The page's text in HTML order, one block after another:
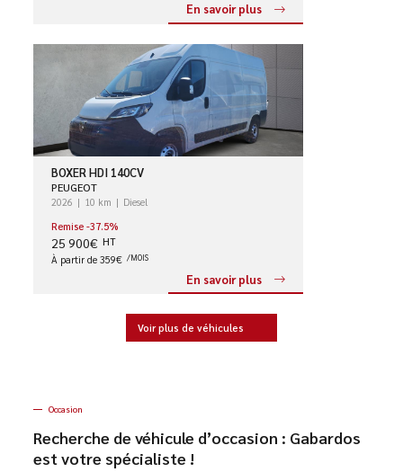
En savoir plus
BOXER HDI 140CV
PEUGEOT
2026 10 km
Diesel
Remise -37.5%
25 900€ HT
À partir de 359€ /MOIS
En savoir plus
Voir plus de véhicules
Occasion
Recherche de véhicule d’occasion : Gabardos
est votre spécialiste !